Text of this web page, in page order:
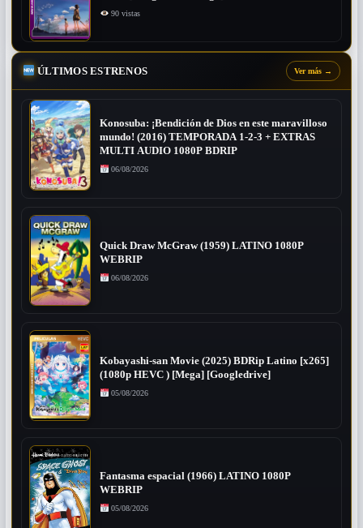
90 vistas
ÚLTIMOS ESTRENOS Ver más →
Konosuba: ¡Bendición de Dios en este maravilloso
mundo! (2016) TEMPORADA 1-2-3 + EXTRAS
MULTI AUDIO 1080P BDRIP
06/08/2026
Quick Draw McGraw (1959) LATINO 1080P
WEBRIP
06/08/2026
Kobayashi-san Movie (2025) BDRip Latino [x265]
(1080p HEVC ) [Mega] [Googledrive]
05/08/2026
Fantasma espacial (1966) LATINO 1080P
WEBRIP
05/08/2026